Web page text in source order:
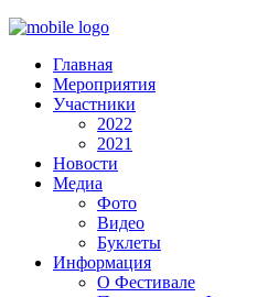
Главная
Мероприятия
Участники
2022
2021
Новости
Медиа
Фото
Видео
Буклеты
Информация
О Фестивале